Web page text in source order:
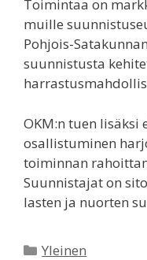
Toimintaa on
muille
Pohjois-
suunnistusta
OKM:n tuen lisäksi
osallistuminen
toiminnan
Suunnistajat on
lasten ja nuorten
Kategoriat
Yleinen